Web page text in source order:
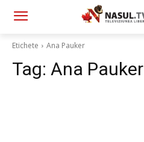
Etichete Ana Pauker
Tag: Ana Pauker